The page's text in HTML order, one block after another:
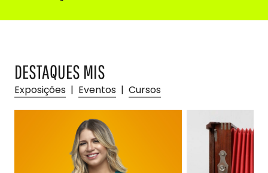
DESTAQUES MIS
Exposições | Eventos | Cursos